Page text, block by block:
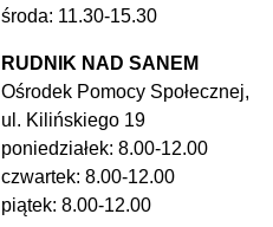
środa: 11.30-15.30
RUDNIK NAD SANEM
Ośrodek Pomocy Społecznej,
ul. Kilińskiego 19
poniedziałek: 8.00-12.00
czwartek: 8.00-12.00
piątek: 8.00-12.00